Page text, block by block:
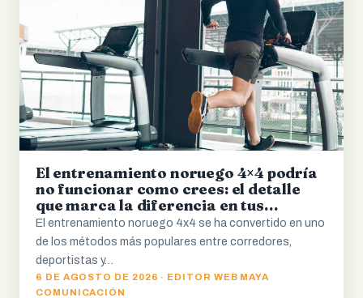
El entrenamiento noruego 4×4 podría
no funcionar como crees: el detalle
que marca la diferencia en tus
resultados
El entrenamiento noruego 4x4 se ha convertido en uno
de los métodos más populares entre corredores,
deportistas y…
6 DE AGOSTO DE 2026 · EDITOR WEB MAYA
COMUNICACIÓN